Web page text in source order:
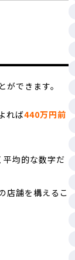
できます。
れば440万円前
均的な数字だ
店舗を構えるこ